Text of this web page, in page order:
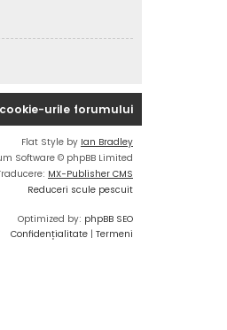
urile forumului
Flat Style by Ian Bradley
Software © phpBB Limited
MX-Publisher CMS
Reduceri scule pescuit
Optimized by: phpBB SEO
Confidențialitate | Termeni